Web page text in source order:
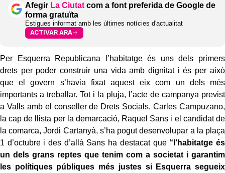
Afegir La Ciutat com a font preferida de Google de
forma gratuïta
Estigues informat amb les últimes notícies d'actualitat
ACTIVAR ARA
Per Esquerra Republicana l’habitatge és uns dels primers
drets per poder construir una vida amb dignitat i és per això
que el govern s’havia fixat aquest eix com un dels més
importants a treballar. Tot i la pluja, l’acte de campanya previst
a Valls amb el conseller de Drets Socials, Carles Campuzano,
la cap de llista per la demarcació, Raquel Sans i el candidat de
la comarca, Jordi Cartanyà, s’ha pogut desenvolupar a la plaça
1 d’octubre i des d’allà Sans ha destacat que “l’habitatge és
un dels grans reptes que tenim com a societat i garantim
les polítiques públiques més justes si Esquerra segueix